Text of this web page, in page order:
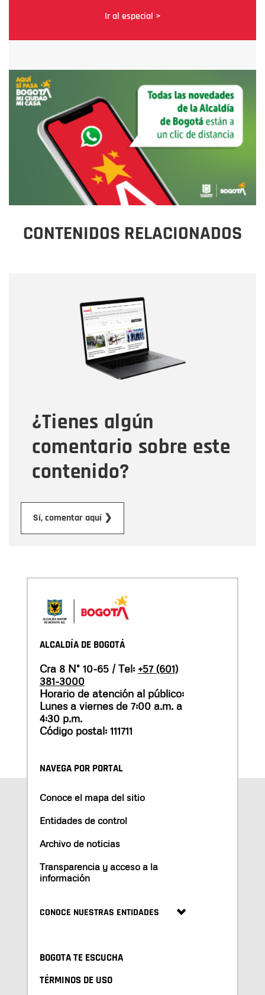
Ir al especial >
CONTENIDOS RELACIONADOS
¿Tienes algún
comentario sobre este
contenido?
Sí, comentar aquí ❯
Correo electrónico
Tipo de comentario
Mensaje
ALCALDÍA DE BOGOTÁ
Cra 8 N° 10-65 / Tel: +57 (601)
381-3000
Horario de atención al público:
Lunes a viernes de 7:00 a.m. a
4:30 p.m.
Código postal: 111711
NAVEGA POR PORTAL
Conoce el mapa del sitio
Entidades de control
Archivo de noticias
Transparencia y acceso a la
información
CONOCE NUESTRAS ENTIDADES
BOGOTA TE ESCUCHA
TÉRMINOS DE USO